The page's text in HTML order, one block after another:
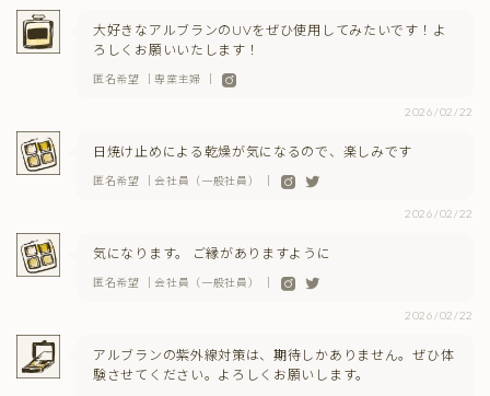
大好きなアルブランのUVをぜひ使用してみたいです！よ
ろしくお願いいたします！
匿名希望 ｜専業主婦 ｜
2026/02/22
日焼け止めによる乾燥が気になるので、楽しみです
匿名希望 ｜会社員（一般社員） ｜
2026/02/22
気になります。 ご縁がありますように
匿名希望 ｜会社員（一般社員） ｜
2026/02/22
アルブランの紫外線対策は、期待しかありません。ぜひ体
験させてください。よろしくお願いします。